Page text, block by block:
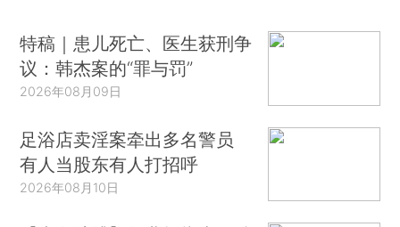
特稿｜患儿死亡、医生获刑争
议：韩杰案的“罪与罚”
2026年08月09日
足浴店卖淫案牵出多名警员
有人当股东有人打招呼
2026年08月10日